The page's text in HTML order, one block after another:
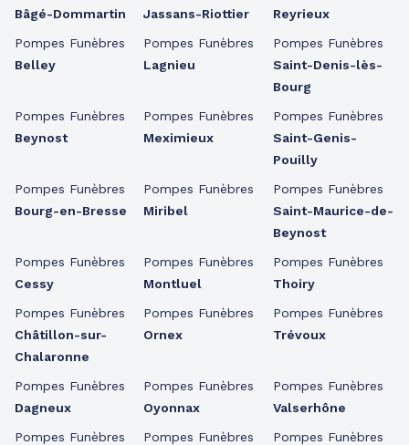
Bâgé-Dommartin
Pompes Funèbres
Belley
Pompes Funèbres
Beynost
Pompes Funèbres
Bourg-en-Bresse
Pompes Funèbres
Cessy
Pompes Funèbres
Châtillon-sur-
Chalaronne
Pompes Funèbres
Dagneux
Pompes Funèbres
Jassans-Riottier
Pompes Funèbres
Lagnieu
Pompes Funèbres
Meximieux
Pompes Funèbres
Miribel
Pompes Funèbres
Montluel
Pompes Funèbres
Ornex
Pompes Funèbres
Oyonnax
Pompes Funèbres
Reyrieux
Pompes Funèbres
Saint-Denis-lès-
Bourg
Pompes Funèbres
Saint-Genis-
Pouilly
Pompes Funèbres
Saint-Maurice-de-
Beynost
Pompes Funèbres
Thoiry
Pompes Funèbres
Trévoux
Pompes Funèbres
Valserhône
Pompes Funèbres